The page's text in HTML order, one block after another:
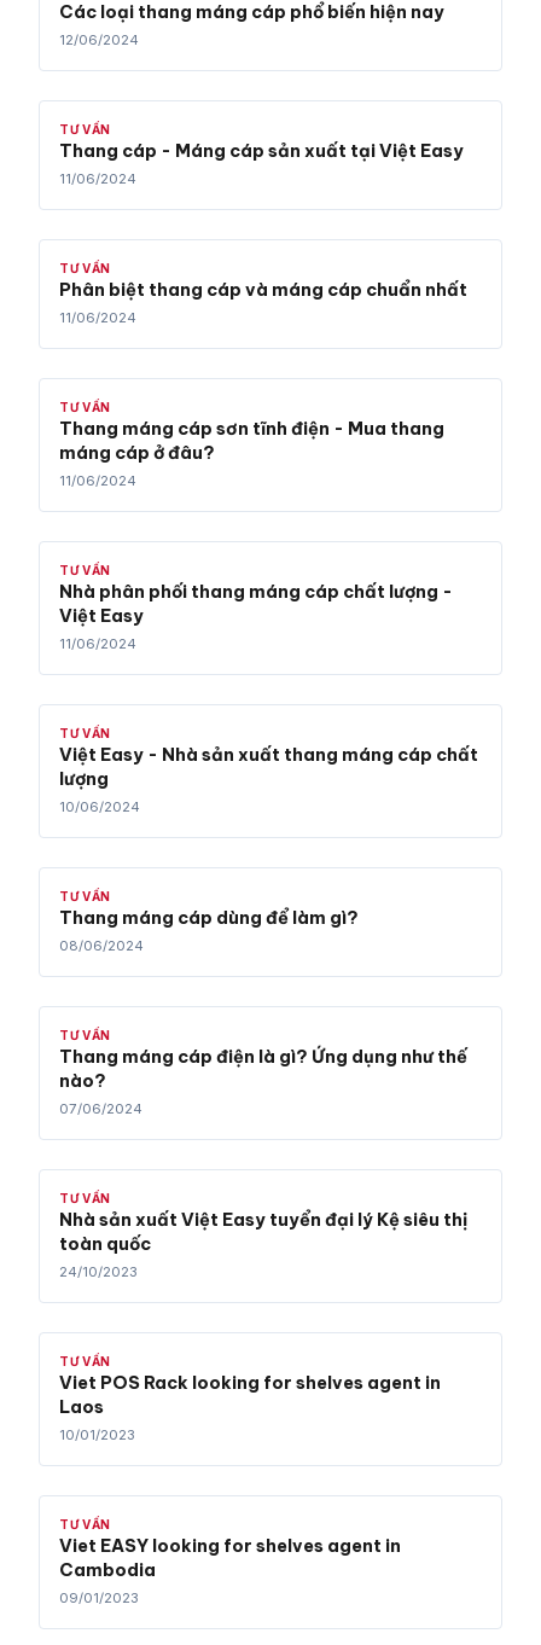
Các loại thang máng cáp phổ biến hiện nay
12/06/2024
TƯ VẤN
Thang cáp - Máng cáp sản xuất tại Việt Easy
11/06/2024
TƯ VẤN
Phân biệt thang cáp và máng cáp chuẩn nhất
11/06/2024
TƯ VẤN
Thang máng cáp sơn tĩnh điện - Mua thang
máng cáp ở đâu?
11/06/2024
TƯ VẤN
Nhà phân phối thang máng cáp chất lượng -
Việt Easy
11/06/2024
TƯ VẤN
Việt Easy - Nhà sản xuất thang máng cáp chất
lượng
10/06/2024
TƯ VẤN
Thang máng cáp dùng để làm gì?
08/06/2024
TƯ VẤN
Thang máng cáp điện là gì? Ứng dụng như thế
nào?
07/06/2024
TƯ VẤN
Nhà sản xuất Việt Easy tuyển đại lý Kệ siêu thị
toàn quốc
24/10/2023
TƯ VẤN
Viet POS Rack looking for shelves agent in
Laos
10/01/2023
TƯ VẤN
Viet EASY looking for shelves agent in
Cambodia
09/01/2023